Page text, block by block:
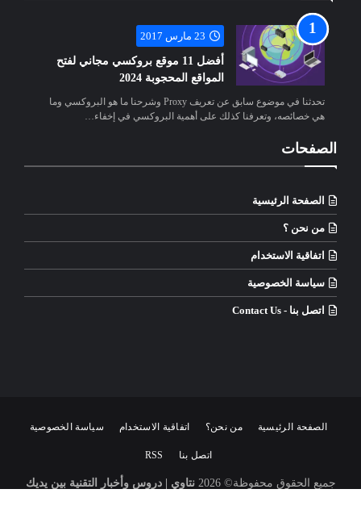
23 مارس 2017
أفضل 11 موقع بروكسي مجاني لفتح
المواقع المحجوبة 2024
تحدثنا في موضوع سابق عن تعريف Proxy وشرحنا ما هو البروكسي وما
هي خصائصه، وتعرفنا كذلك على أهمية البروكسي في إخفاء…
الصفحات
الصفحة الرئيسية
من نحن ؟
اتفاقية الاستخدام
سياسة الخصوصية
اتصل بنا - Contact Us
الصفحة الرئيسية من نحن؟ اتفاقية الاستخدام سياسة الخصوصية
اتصل بنا RSS
جميع الحقوق محفوظة©2026 نتاوي | دروس وأخبار التقنية بين يديك